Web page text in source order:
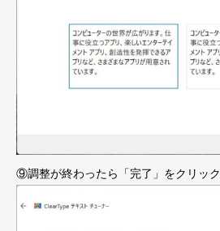
⑨調整が終わったら「完了」をクリック